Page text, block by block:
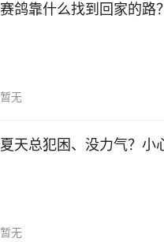
赛鸽靠什么找到回家的路
暂无
夏天总犯困、没力气？小
暂无